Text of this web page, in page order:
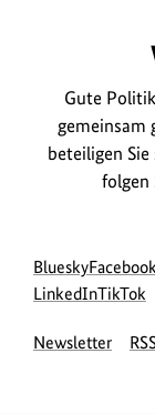
Gute
gemeinsam
beteiligen
folgen
Social
Media
Blueskyzur
Bluesky-
des
Facebook
LinkedInzur
Seite
zur
Seite
TikTok
Newsletter